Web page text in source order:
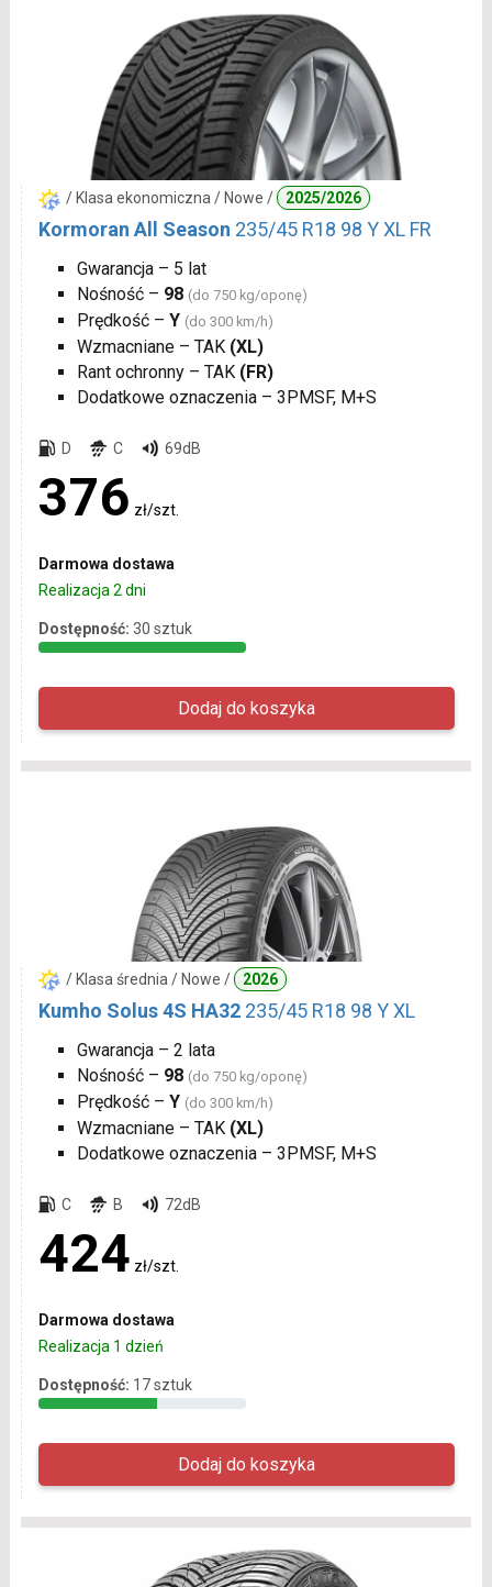
/ Klasa ekonomiczna / Nowe / 2025/2026
Kormoran All Season 235/45 R18 98 Y XL FR
Gwarancja – 5 lat
Nośność – 98 (do 750 kg/oponę)
Prędkość – Y (do 300 km/h)
Wzmacniane – TAK (XL)
Rant ochronny – TAK (FR)
Dodatkowe oznaczenia – 3PMSF, M+S
D C 69dB
376 zł/szt.
Darmowa dostawa
Realizacja 2 dni
Dostępność: 30 sztuk
/ Klasa średnia / Nowe / 2026
Kumho Solus 4S HA32 235/45 R18 98 Y XL
Gwarancja – 2 lata
Nośność – 98 (do 750 kg/oponę)
Prędkość – Y (do 300 km/h)
Wzmacniane – TAK (XL)
Dodatkowe oznaczenia – 3PMSF, M+S
C B 72dB
424 zł/szt.
Darmowa dostawa
Realizacja 1 dzień
Dostępność: 17 sztuk